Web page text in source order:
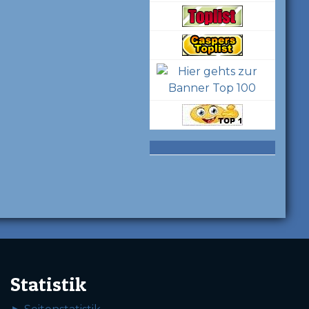
Statistik